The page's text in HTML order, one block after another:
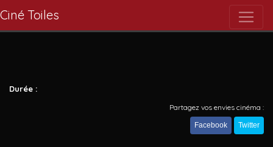
Ciné Toiles
Durée :
Partagez vos envies cinéma :
Facebook Twitter